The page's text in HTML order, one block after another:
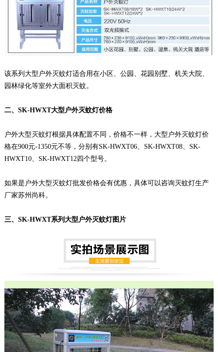
该系列大型户外灭蚊灯适合用在小区、公园、花园别墅、机关大院、
园林绿化等室外大面积灭蚊。
二、SK-HWXT大型户外灭蚊灯价格
户外大型灭蚊灯根据具体配置不同，价格不一样，大型户外灭蚊灯价
格在900元-1350元不等，分别有SK-HWXT06、SK-HWXT08、SK-
HWXT10、SK-HWXT12四个型号。
如果是户外大型灭蚊灯批发价格会有优惠，具体可以咨询灭蚊灯生产
厂家苏州尚科。
三、SK-HWXT系列大型户外灭蚊灯图片